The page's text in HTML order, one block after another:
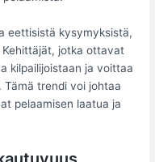
eettisistä kysymyksistä,
jotka ottavat
kilpailijoistaan ja voittaa
trendi voi johtaa
pelaamisen laatua ja